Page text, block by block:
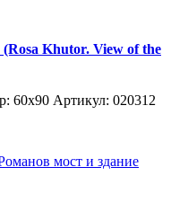
Khutor. View of the
60x90 Артикул: 020312